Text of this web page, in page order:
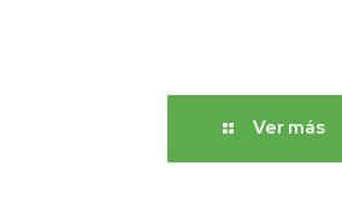
Ver más